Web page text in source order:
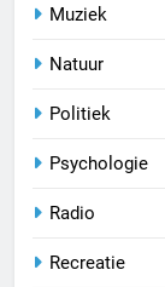
Muziek
Natuur
Politiek
Psychologie
Radio
Recreatie